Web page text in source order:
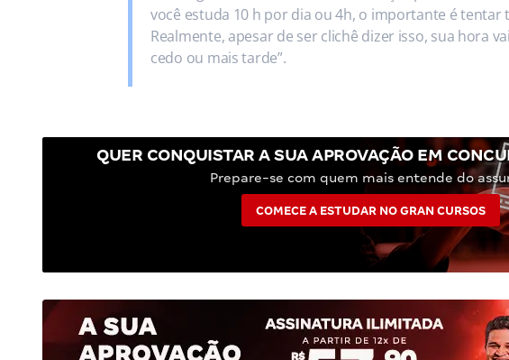
você estuda 10 h por dia ou 4h, o importante é tentar
Realmente, apesar de ser clichê dizer isso, sua hora
cedo ou mais tarde”.
QUER CONQUISTAR A SUA APROVAÇÃO EM
Prepare-se com quem mais entende do
COMECE A ESTUDAR NO GRAN CURSOS